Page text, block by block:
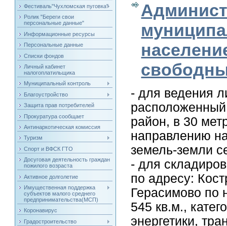
Фестиваль"Чухломская пуговка"
Ролик "Береги свои
персональные данные"
Информационные ресурсы
Персональные данные
Списки фондов
Личный кабинет
налогоплатильщика
Муниципальный контроль
Благоустройство
Защита прав потребителей
Прокуратура сообщает
Антинаркотическая комиссия
Туризм
Спорт и ВФСК ГТО
Досуговая деятельность граждан
пожилого возраста
Активное долголетие
Имущественная поддержка
субъектов малого среднего
предпринимательства(МСП)
Коронавирус
Градостроительство
- для ведения
район, в 30
направлению
земель-земли
- для
по адресу:
Герасимово по
545 кв.м.,
энергетики,